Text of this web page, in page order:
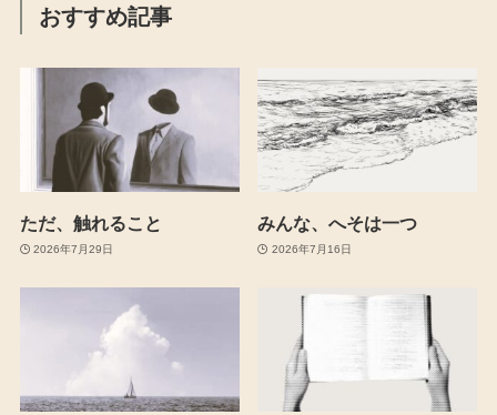
おすすめ記事
ただ、触れること
2026年7月29日
みんな、へそは一つ
2026年7月16日